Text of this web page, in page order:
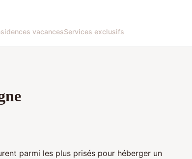
vacancesServices exclusifs
parmi les plus prisés pour héberger un